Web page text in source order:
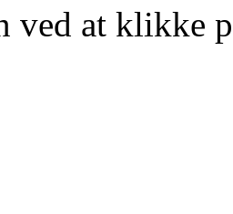
ved at klikke